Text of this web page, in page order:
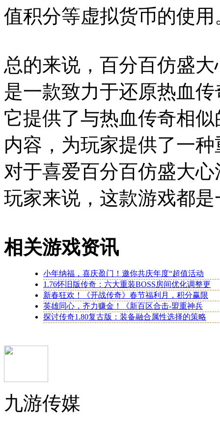
值积分等虚拟货币的使用
总的来说，百分百仿盛
是一款致力于还原热血
它提供了与热血传奇相
内容，为玩家提供了一
对于喜爱百分百仿盛大
玩家来说，这款游戏都
相关游戏资讯
小年纳福，喜庆盈门！邀你共庆年度“超值活动
1.76怀旧版传奇：六大重装BOSS房间优化调整更
新春狂欢！《开战传奇》春节福利月，积分赢限
英雄同心，齐力赚金！《新百区合击-盟重神兵
探讨传奇1.80复古版：装备融合属性选择的策略
九游传媒